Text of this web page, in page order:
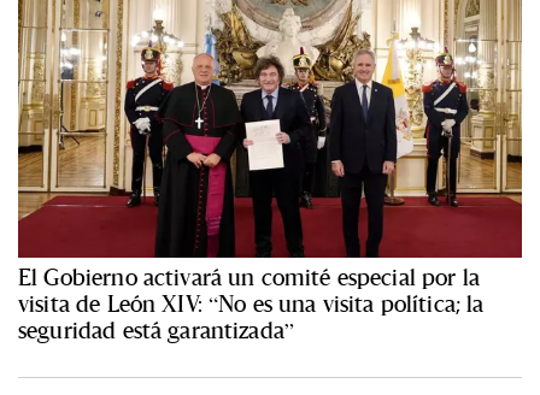
El Gobierno activará un comité especial por la
visita de León XIV: “No es una visita política; la
seguridad está garantizada”